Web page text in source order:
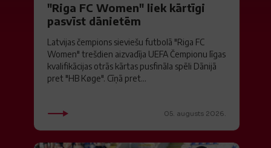
"Riga FC Women" liek kārtīgi
pasvīst dānietēm
Latvijas čempions sieviešu futbolā "Riga FC
Women" trešdien aizvadīja UEFA Čempionu līgas
kvalifikācijas otrās kārtas pusfināla spēli Dānijā
pret "HB Køge". Cīņā pret...
05. augusts 2026.